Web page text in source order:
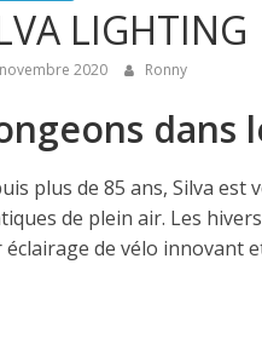
LIGHTING
2020 Ronny
dans
plus de 85 ans, Silva
de plein air. Les
éclairage de vélo innovant